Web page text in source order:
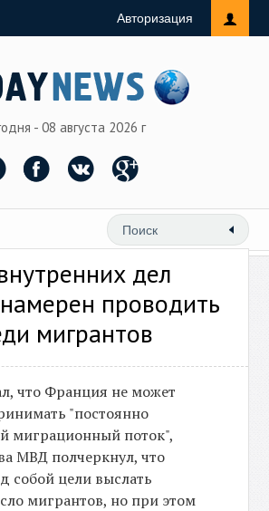
Авторизация
- 08 августа 2026 г
дел
проводить
мигрантов
что Франция не может
"постоянно
миграционный поток",
МВД полчеркнул, что
собой цели выслать
мигрантов, но при этом